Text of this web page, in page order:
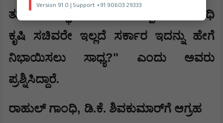
ತುರ್ತು ಪರಿಸ್ಥಿತಿ ಇರುವಾಗ
ಒಬ್ಬ ಪೂರ್ಣಾವಧಿ
ಕೃಷಿ ಸಚಿವರೇ ಇಲ್ಲದೆ ಸರ್ಕಾರ ಇದನ್ನು ಹೇಗೆ
ನಿಭಾಯಿಸಲು ಸಾಧ್ಯ?" ಎಂದು ಅವರು
ಪ್ರಶ್ನಿಸಿದ್ದಾರೆ.
​ರಾಹುಲ್ ಗಾಂಧಿ, ಡಿ.ಕೆ. ಶಿವಕುಮಾರ್‌ಗೆ ಆಗ್ರಹ
Version 91.0 | Support +91 90603 29333